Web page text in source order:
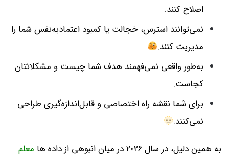
اصلاح کنند.
نمی‌توانند استرس، خجالت یا کمبود اعتمادبه‌نفس شما را
مدیریت کنند.
به‌طور واقعی نمی‌فهمند هدف شما چیست و مشکلاتتان
کجاست.
برای شما نقشه راه اختصاصی و قابل‌اندازه‌گیری طراحی
نمی‌کنند.
به همین دلیل، در سال 2026 در میان انبوهی از داده ها
معلم